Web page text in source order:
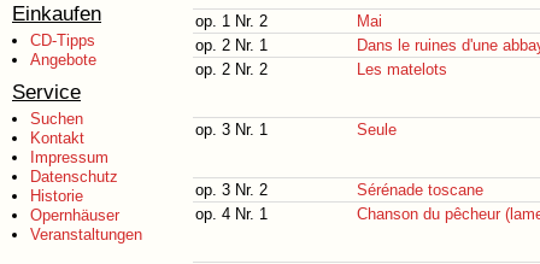
Einkaufen
CD-Tipps
Angebote
Service
Suchen
Kontakt
Impressum
Datenschutz
Historie
Opernhäuser
Veranstaltungen
op. 1 Nr. 2
Mai
op. 2 Nr. 1
Dans le ruines d'une
op. 2 Nr. 2
Les matelots
op. 3 Nr. 1 Seule
op. 3 Nr. 2
Sérénade toscane
op. 4 Nr. 1
Chanson du pêcheur